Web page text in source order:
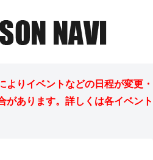
よりイベントなどの日程が変更・
があります。詳しくは各イベント